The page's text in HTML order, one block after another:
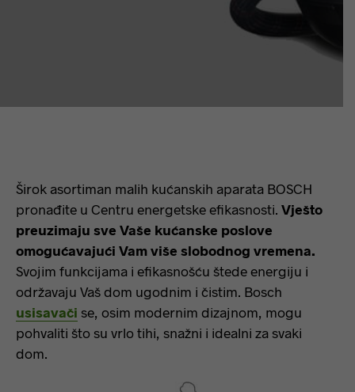
Širok asortiman malih kućanskih aparata BOSCH
pronađite u Centru energetske efikasnosti. Vješto
preuzimaju sve Vaše kućanske poslove
omogućavajući Vam više slobodnog vremena.
Svojim funkcijama i efikasnošću štede energiju i
održavaju Vaš dom ugodnim i čistim. Bosch
usisavači se, osim modernim dizajnom, mogu
pohvaliti što su vrlo tihi, snažni i idealni za svaki
dom.